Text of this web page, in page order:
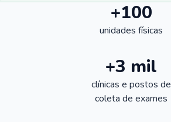
+100
unidades físicas
+3 mil
clínicas e postos de
coleta de exames